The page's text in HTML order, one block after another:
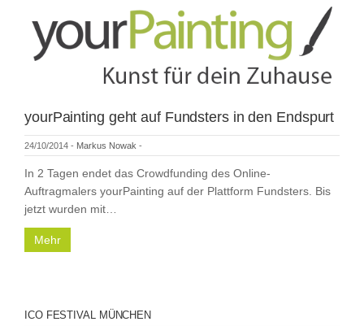
yourPainting geht auf Fundsters in den Endspurt
24/10/2014 - Markus Nowak -
In 2 Tagen endet das Crowdfunding des Online-
Auftragmalers yourPainting auf der Plattform Fundsters. Bis
jetzt wurden mit…
Mehr
ICO FESTIVAL MÜNCHEN